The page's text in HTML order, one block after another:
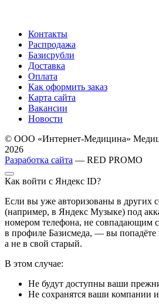
Контакты
Распродажа
Базисрубли
Доставка
Оплата
Как оформить заказ
Карта сайта
Вакансии
Новости
© ООО «Интернет-Медицина»
2026
Разработка сайта — RED PROMO
Как войти с Яндекс ID?
Если вы уже авторизованы в других
(например, в Яндекс Музыке) под
номером телефона, не совпадающим
в профиле Базисмеда, — вы
а не в свой старый.
В этом случае:
Не будут доступны ваши
Не сохранятся ваши компании